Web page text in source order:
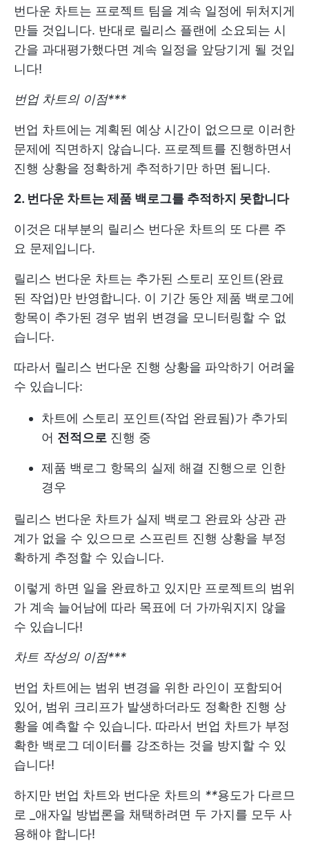
번다운 차트는 프로젝트 팀을 계속 일정에 뒤처지게
만들 것입니다. 반대로 릴리스 플랜에 소요되는 시
간을 과대평가했다면 계속 일정을 앞당기게 될 것입
니다!
번업 차트의 이점***
번업 차트에는 계획된 예상 시간이 없으므로 이러한
문제에 직면하지 않습니다. 프로젝트를 진행하면서
진행 상황을 정확하게 추적하기만 하면 됩니다.
2. 번다운 차트는 제품 백로그를 추적하지 못합니다
이것은 대부분의 릴리스 번다운 차트의 또 다른 주
요 문제입니다.
릴리스 번다운 차트는 추가된 스토리 포인트(완료
된 작업)만 반영합니다. 이 기간 동안 제품 백로그에
항목이 추가된 경우 범위 변경을 모니터링할 수 없
습니다.
따라서 릴리스 번다운 진행 상황을 파악하기 어려울
수 있습니다:
차트에 스토리 포인트(작업 완료됨)가 추가되
어 전적으로 진행 중
제품 백로그 항목의 실제 해결 진행으로 인한
경우
릴리스 번다운 차트가 실제 백로그 완료와 상관 관
계가 없을 수 있으므로 스프린트 진행 상황을 부정
확하게 추정할 수 있습니다.
이렇게 하면 일을 완료하고 있지만 프로젝트의 범위
가 계속 늘어남에 따라 목표에 더 가까워지지 않을
수 있습니다!
차트 작성의 이점***
번업 차트에는 범위 변경을 위한 라인이 포함되어
있어, 범위 크리프가 발생하더라도 정확한 진행 상
황을 예측할 수 있습니다. 따라서 번업 차트가 부정
확한 백로그 데이터를 강조하는 것을 방지할 수 있
습니다!
하지만 번업 차트와 번다운 차트의 **용도가 다르므
로 _애자일 방법론을 채택하려면 두 가지를 모두 사
용해야 합니다!